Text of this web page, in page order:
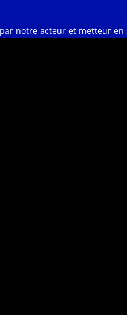
notre acteur et metteur en